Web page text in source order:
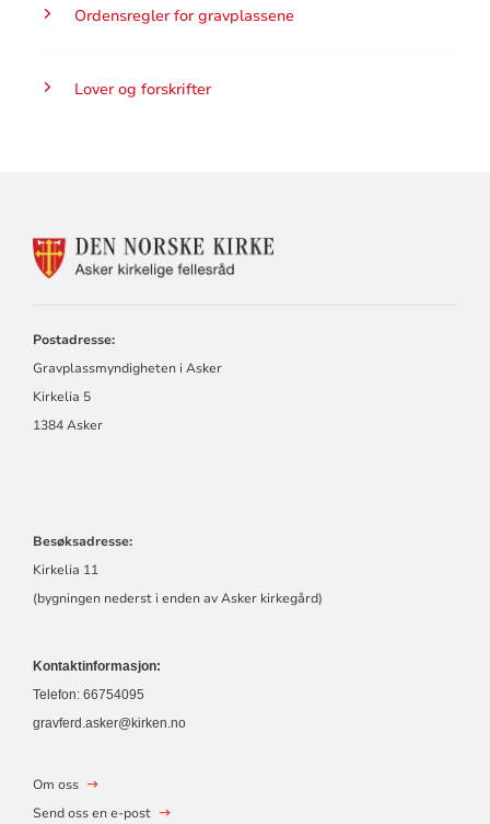
Ordensregler for gravplassene
Lover og forskrifter
KONTAKTINFORMASJON
Postadresse:
Gravplassmyndigheten i Asker
Kirkelia 5
1384 Asker
Besøksadresse:
Kirkelia 11
(bygningen nederst i enden av Asker kirkegård)
Kontaktinformasjon:
Telefon: 66754095
gravferd.asker@kirken.no
Om oss
Send oss en e-post